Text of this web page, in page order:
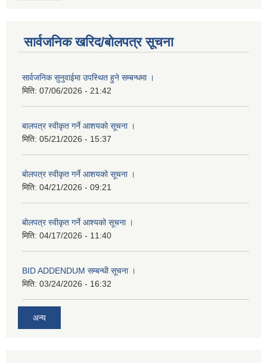
सार्वजनिक खरिद/बोलपत्र सूचना
सार्वजनिक सुनुवाईमा उपस्थित हुने सम्बन्धमा ।
मिति: 07/06/2026 - 21:42
बालपत्र स्वीकृत गर्ने आशयको सूचना ।
मिति: 05/21/2026 - 15:37
बोलपत्र स्वीकृत गर्ने आशयको सूचना ।
मिति: 04/21/2026 - 09:21
बोलपत्र स्वीकृत गर्ने आश्यको सूचना ।
मिति: 04/17/2026 - 11:40
BID ADDENDUM सम्बन्धी सूचना ।
मिति: 03/24/2026 - 16:32
अन्य